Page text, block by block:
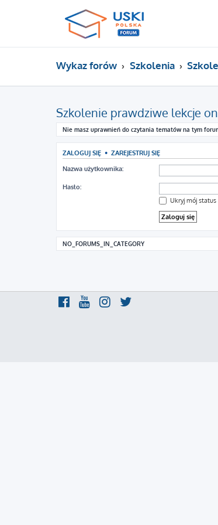
Wykaz forów Szkolenia
Szkolenie prawdziwe lekcje
Nie masz uprawnień do czytania tematów na tym
ZALOGUJ SIĘ • ZAREJESTRUJ SIĘ
Nazwa użytkownika:
Hasło:
Ukryj mój status
NO_FORUMS_IN_CATEGORY